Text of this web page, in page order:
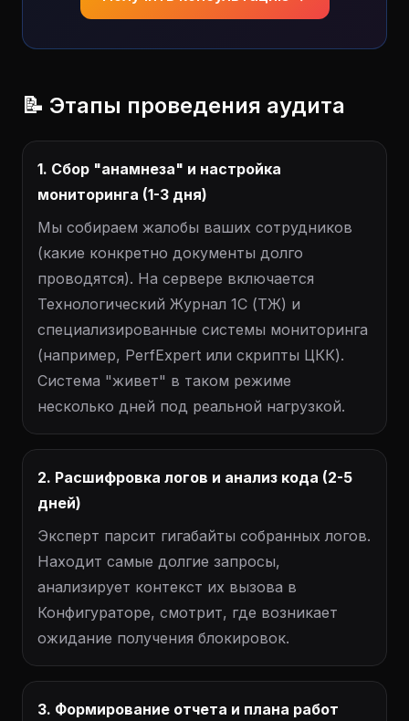
📝 Этапы проведения аудита
1. Сбор "анамнеза" и настройка
мониторинга (1-3 дня)
Мы собираем жалобы ваших сотрудников
(какие конкретно документы долго
проводятся). На сервере включается
Технологический Журнал 1С (ТЖ) и
специализированные системы мониторинга
(например, PerfExpert или скрипты ЦКК).
Система "живет" в таком режиме
несколько дней под реальной нагрузкой.
2. Расшифровка логов и анализ кода (2-5
дней)
Эксперт парсит гигабайты собранных логов.
Находит самые долгие запросы,
анализирует контекст их вызова в
Конфигураторе, смотрит, где возникает
ожидание получения блокировок.
3. Формирование отчета и плана работ